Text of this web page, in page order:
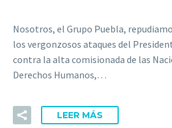
Nosotros, el Grupo Puebla,
los vergonzosos ataques del
contra la alta comisionada de las
Derechos Humanos,…
LEER MÁS